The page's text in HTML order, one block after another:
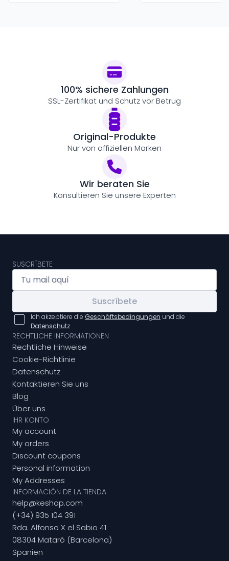
100% sichere Zahlungen
SSL-Zertifikat und Schutz vor Betrug
Original-Produkte
Nur von offiziellen Marken
Wir beraten Sie
Konsultieren Sie unsere Experten
SUSCRÍBETE
Suscríbete
Ich akzeptiere die Geschäftsbedingungen und die
Datenschutz
RECHTLICHE INFORMATIONEN
Rechtliche Hinweise
Cookie-Richtlinie
Datenschutz
Kontaktieren Sie uns
Blog
Über uns
IHR KONTO
My account
My orders
Discount coupons
Personal information
My Addresses
INFORMACIÓN DE LA TIENDA
help@keshop.com
(+34) 935 104 391
Rda. Alfonso X el Sabio 41
08304 Mataró (Barcelona)
Spanien